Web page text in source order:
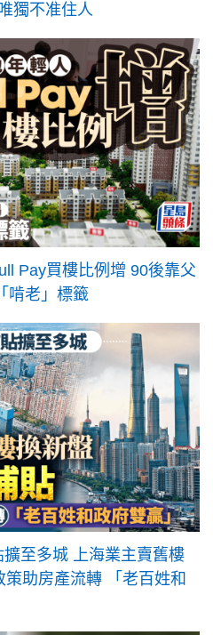
獨不准住人
Pay買樓比例增 90後靠父
啃老」標籤
擴至多城 上海業主賣舊樓
助房產流轉 「老百姓和